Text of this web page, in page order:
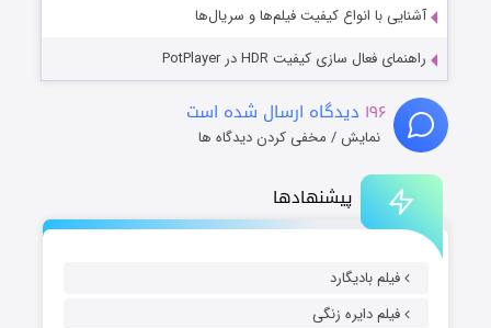
پیشنهادها
فیلم بادیگارد
فیلم دایره زنگی
آشنایی با انواع کیفیت فیلم‌ها و سریال‌ها
راهنمای فعال سازی کیفیت HDR در PotPlayer
۱۹۶ دیدگاه ارسال شده است
نمایش / مخفی کردن دیدگاه ها